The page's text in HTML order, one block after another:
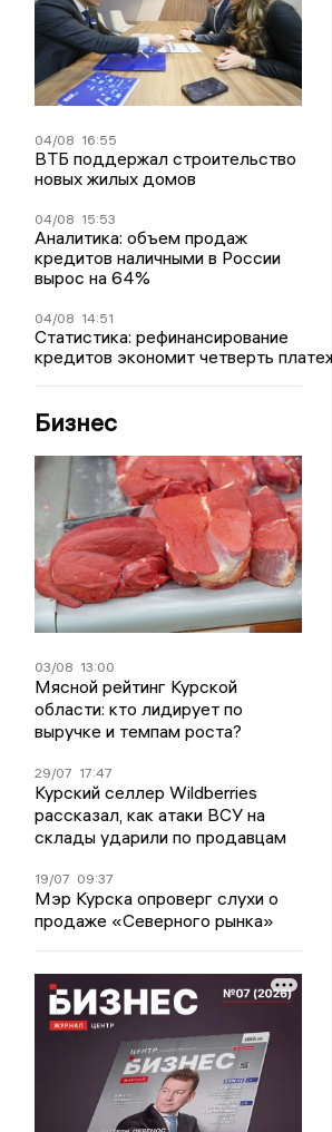
04/08 16:55
ВТБ поддержал строительство
новых жилых домов
04/08 15:53
Аналитика: объем продаж
кредитов наличными в России
вырос на 64%
04/08 14:51
Статистика: рефинансирование
кредитов экономит четверть
Бизнес
03/08 13:00
Мясной рейтинг Курской
области: кто лидирует по
выручке и темпам роста?
29/07 17:47
Курский селлер Wildberries
рассказал, как атаки ВСУ на
склады ударили по продавцам
19/07 09:37
Мэр Курска опроверг слухи о
продаже «Северного рынка»